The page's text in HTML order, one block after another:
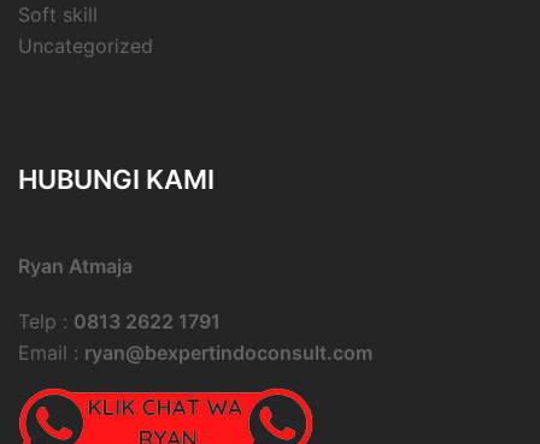
Soft skill
Uncategorized
HUBUNGI KAMI
Ryan Atmaja
Telp : 0813 2622 1791
Email : ryan@bexpertindoconsult.com